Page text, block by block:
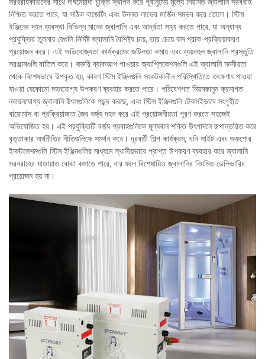
নিশ্চিত করতে পারে, যা সঠিক বাজেটিং এবং উন্নত লাভের মার্জিন সম্ভব করে তোলে। স্টিম
ইঞ্জিনের দহন ব্যবস্থা বিভিন্ন মানের জ্বালানি এবং আর্দ্রতা সহ্য করতে পারে, যা অন্যান্য
প্রযুক্তির তুলনায় যেগুলি নির্দিষ্ট জ্বালানি বৈশিষ্ট্য চায়, তার চেয়ে কম প্রাক-প্রক্রিয়াকরণ
প্রয়োজন করে। এই অভিযোজ্যতা কার্যক্রমের জটিলতা কমায় এবং ব্যয়বহুল জ্বালানি প্রস্তুতি
সরঞ্জামগুলি বাতিল করে। জরুরি ব্যাকআপ পাওয়ার অ্যাপ্লিকেশনগুলি এই জ্বালানি নমনীয়তা
থেকে বিশেষভাবে উপকৃত হয়, কারণ স্টিম ইঞ্জিনগুলি সংকটকালীন পরিস্থিতিতে তৎক্ষণাৎ পাওয়া
যাওয়া যেকোনো দহনযোগ্য উপকরণ ব্যবহার করতে পারে। পরিবেশগত নিয়মকানুন ক্রমাগত
নবায়নযোগ্য জ্বালানি উৎসগুলিকে পছন্দ করছে, এবং স্টিম ইঞ্জিনগুলি টেকসইভাবে সংগৃহীত
বায়োমাস বা প্রক্রিয়াজাত জৈব বর্জ্য দহন করে এই প্রয়োজনীয়তা পূরণ করতে সহজেই
অভিযোজিত হয়। এই প্রযুক্তিটি বর্জ্য প্রবাহগুলিকে মূল্যবান শক্তি উৎপাদনে রূপান্তরিত করে
বৃত্তাকার অর্থনীতির নীতিগুলিকে সমর্থন করে। দূরবর্তী শিল্প কার্যক্রম, খনি সাইট এবং অফশোর
ইনস্টলেশনগুলি স্টিম ইঞ্জিনগুলির মাধ্যমে স্থানীয়ভাবে প্রাপ্ত উপকরণ ব্যবহার করে জ্বালানি
সরবরাহের যাতায়াত বোঝা কমাতে পারে, যার ফলে বিশেষায়িত জ্বালানির নিয়মিত ডেলিভারির
প্রয়োজন হয় না।